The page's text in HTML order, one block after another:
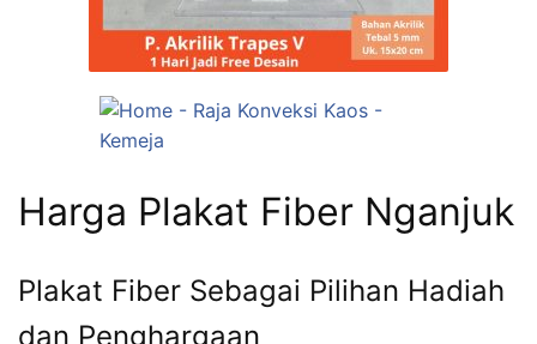
Harga Plakat Fiber Nganjuk
Plakat Fiber Sebagai Pilihan Hadiah
dan Penghargaan